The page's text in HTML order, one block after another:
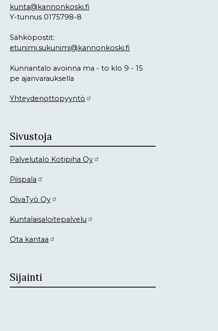
kunta@kannonkoski.fi
Y-tunnus 0175798-8
Sähköpostit:
etunimi.sukunimi@kannonkoski.fi
Kunnantalo avoinna ma - to klo 9 - 15
pe ajanvarauksella
Yhteydenottopyyntö
Sivustoja
Palvelutalo Kotipiha Oy
Piispala
OivaTyö Oy
Kuntalaisaloitepalvelu
Ota kantaa
Sijainti